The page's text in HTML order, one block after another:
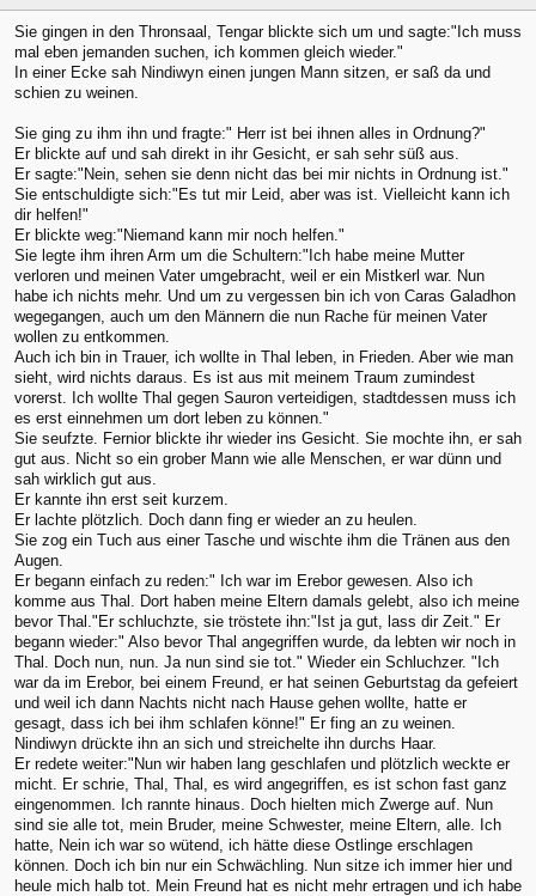
Sie gingen in den Thronsaal, Tengar blickte sich um und sagte:"Ich muss
mal eben jemanden suchen, ich kommen gleich wieder."
In einer Ecke sah Nindiwyn einen jungen Mann sitzen, er saß da und
schien zu weinen.
Sie ging zu ihm ihn und fragte:" Herr ist bei ihnen alles in Ordnung?"
Er blickte auf und sah direkt in ihr Gesicht, er sah sehr süß aus.
Er sagte:"Nein, sehen sie denn nicht das bei mir nichts in Ordnung ist."
Sie entschuldigte sich:"Es tut mir Leid, aber was ist. Vielleicht kann ich
dir helfen!"
Er blickte weg:"Niemand kann mir noch helfen."
Sie legte ihm ihren Arm um die Schultern:"Ich habe meine Mutter
verloren und meinen Vater umgebracht, weil er ein Mistkerl war. Nun
habe ich nichts mehr. Und um zu vergessen bin ich von Caras Galadhon
wegegangen, auch um den Männern die nun Rache für meinen Vater
wollen zu entkommen.
Auch ich bin in Trauer, ich wollte in Thal leben, in Frieden. Aber wie man
sieht, wird nichts daraus. Es ist aus mit meinem Traum zumindest
vorerst. Ich wollte Thal gegen Sauron verteidigen, stadtdessen muss ich
es erst einnehmen um dort leben zu können."
Sie seufzte. Fernior blickte ihr wieder ins Gesicht. Sie mochte ihn, er sah
gut aus. Nicht so ein grober Mann wie alle Menschen, er war dünn und
sah wirklich gut aus.
Er kannte ihn erst seit kurzem.
Er lachte plötzlich. Doch dann fing er wieder an zu heulen.
Sie zog ein Tuch aus einer Tasche und wischte ihm die Tränen aus den
Augen.
Er begann einfach zu reden:" Ich war im Erebor gewesen. Also ich
komme aus Thal. Dort haben meine Eltern damals gelebt, also ich meine
bevor Thal."Er schluchzte, sie tröstete ihn:"Ist ja gut, lass dir Zeit." Er
begann wieder:" Also bevor Thal angegriffen wurde, da lebten wir noch in
Thal. Doch nun, nun. Ja nun sind sie tot." Wieder ein Schluchzer. "Ich
war da im Erebor, bei einem Freund, er hat seinen Geburtstag da gefeiert
und weil ich dann Nachts nicht nach Hause gehen wollte, hatte er
gesagt, dass ich bei ihm schlafen könne!" Er fing an zu weinen.
Nindiwyn drückte ihn an sich und streichelte ihn durchs Haar.
Er redete weiter:"Nun wir haben lang geschlafen und plötzlich weckte er
micht. Er schrie, Thal, Thal, es wird angegriffen, es ist schon fast ganz
eingenommen. Ich rannte hinaus. Doch hielten mich Zwerge auf. Nun
sind sie alle tot, mein Bruder, meine Schwester, meine Eltern, alle. Ich
hatte, Nein ich war so wütend, ich hätte diese Ostlinge erschlagen
können. Doch ich bin nur ein Schwächling. Nun sitze ich immer hier und
heule mich halb tot. Mein Freund hat es nicht mehr ertragen und ich habe